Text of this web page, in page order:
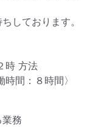
しております。
時 方法
間：８時間〉
務